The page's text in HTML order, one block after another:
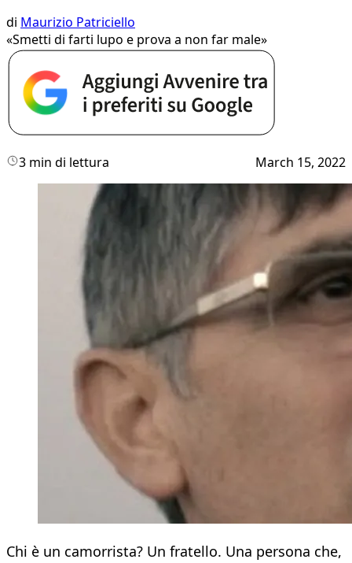
di Maurizio Patriciello
«Smetti di farti lupo e prova a non far male»
3 min di lettura March 15, 2022
Chi è un camorrista? Un fratello. Una persona che,